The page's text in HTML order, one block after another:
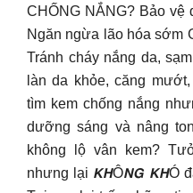
CHỐNG NẮNG? Bảo
Ngăn ngừa lão hóa sớm
Tránh cháy nắng da,
làn da khỏe, căng
tìm kem chống nắng
dưỡng sáng và nâng
không lộ vân kem?
nhưng lại 𝙆𝙃Ô𝙉𝙂 𝙆𝙃Ó